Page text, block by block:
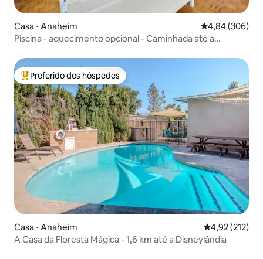
Casa ⋅ Anaheim 4,84 de uma
4,84 (306)
Piscina - aquecimento opcional - Caminhada até a
Entre os melhores preferidos dos hóspedes
Preferido dos hóspedes
Casa ⋅ Anaheim 4,92 de uma
4,92 (212)
A Casa da Floresta Mágica - 1,6 km até a Disneylândia